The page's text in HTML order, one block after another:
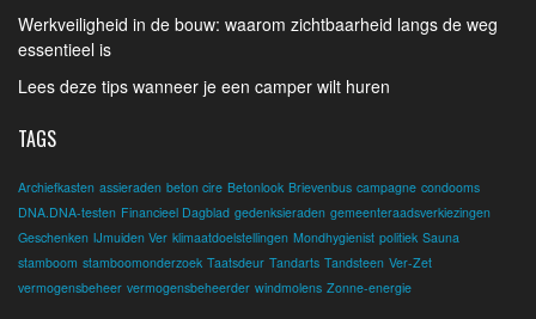
Werkveiligheid in de bouw: waarom zichtbaarheid langs de weg
essentieel is
Lees deze tips wanneer je een camper wilt huren
TAGS
Archiefkasten assieraden beton cire Betonlook Brievenbus campagne condooms
DNA.DNA-testen Financieel Dagblad gedenksieraden gemeenteraadsverkiezingen
Geschenken IJmuiden Ver klimaatdoelstellingen Mondhygienist politiek Sauna
stamboom stamboomonderzoek Taatsdeur Tandarts Tandsteen Ver-Zet
vermogensbeheer vermogensbeheerder windmolens Zonne-energie